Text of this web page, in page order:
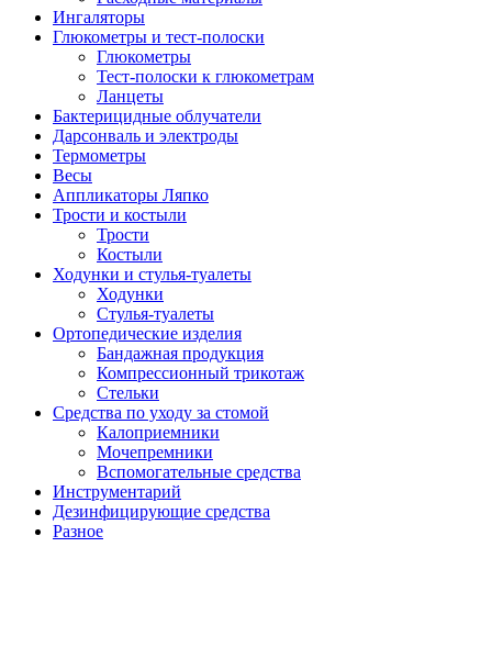
Ингаляторы
Глюкометры и тест-полоски
Глюкометры
Тест-полоски к глюкометрам
Ланцеты
Бактерицидные облучатели
Дарсонваль и электроды
Термометры
Весы
Аппликаторы Ляпко
Трости и костыли
Трости
Костыли
Ходунки и стулья-туалеты
Ходунки
Стулья-туалеты
Ортопедические изделия
Бандажная продукция
Компрессионный трикотаж
Стельки
Средства по уходу за стомой
Калоприемники
Мочепремники
Вспомогательные средства
Инструментарий
Дезинфицирующие средства
Разное